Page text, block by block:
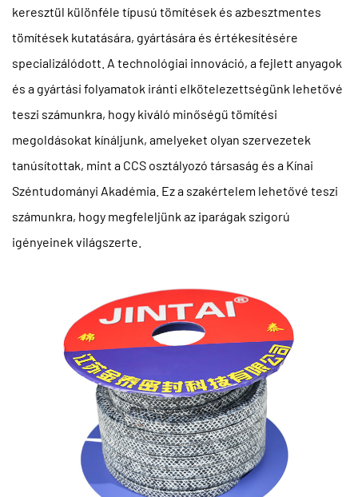
keresztül különféle típusú tömítések és azbesztmentes
tömítések kutatására, gyártására és értékesítésére
specializálódott. A technológiai innováció, a fejlett anyagok
és a gyártási folyamatok iránti elkötelezettségünk lehetővé
teszi számunkra, hogy kiváló minőségű tömítési
megoldásokat kínáljunk, amelyeket olyan szervezetek
tanúsítottak, mint a CCS osztályozó társaság és a Kínai
Széntudományi Akadémia. Ez a szakértelem lehetővé teszi
számunkra, hogy megfeleljünk az iparágak szigorú
igényeinek világszerte.